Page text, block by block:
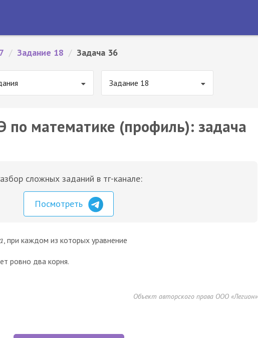
/ Задание 18 / Задача 36
Задание 18
по математике (профиль): задача
сложных заданий в тг-канале:
Посмотреть
, при каждом из которых уравнение
ровно два корня.
Объект авторского права ООО «Легион»